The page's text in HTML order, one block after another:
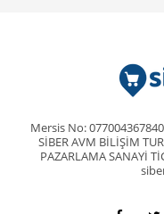
Mersis No:
SİBER AVM BİLİŞİM
PAZARLAMA SANAYİ